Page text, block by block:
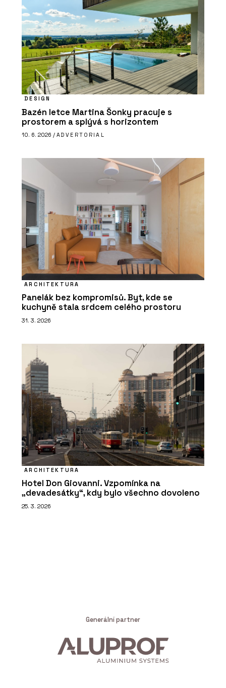
DESIGN
Bazén letce Martina Šonky pracuje s
prostorem a splývá s horizontem
10. 6. 2026 / ADVERTORIAL
ARCHITEKTURA
Panelák bez kompromisů. Byt, kde se
kuchyně stala srdcem celého prostoru
31. 3. 2026
ARCHITEKTURA
Hotel Don Giovanni. Vzpomínka na
„devadesátky“, kdy bylo všechno dovoleno
25. 3. 2026
Generální partner